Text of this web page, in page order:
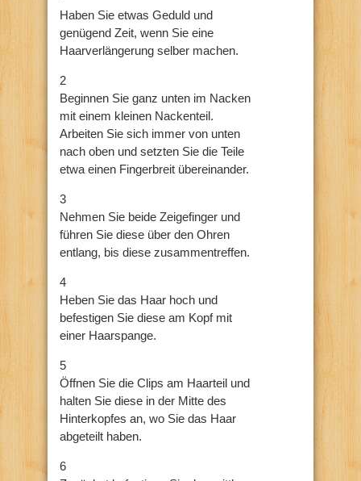
Haben Sie etwas Geduld und
genügend Zeit, wenn Sie eine
Haarverlängerung selber machen.
2
Beginnen Sie ganz unten im Nacken
mit einem kleinen Nackenteil.
Arbeiten Sie sich immer von unten
nach oben und setzten Sie die Teile
etwa einen Fingerbreit übereinander.
3
Nehmen Sie beide Zeigefinger und
führen Sie diese über den Ohren
entlang, bis diese zusammentreffen.
4
Heben Sie das Haar hoch und
befestigen Sie diese am Kopf mit
einer Haarspange.
5
Öffnen Sie die Clips am Haarteil und
halten Sie diese in der Mitte des
Hinterkopfes an, wo Sie das Haar
abgeteilt haben.
6